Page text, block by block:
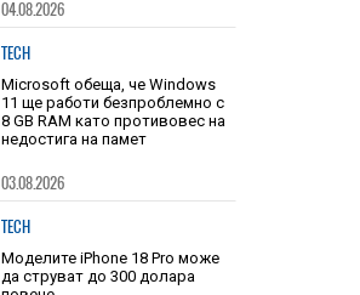
04.08.2026
TECH
Microsoft обеща, че Windows
11 ще работи безпроблемно с
8 GB RAM като противовес на
недостига на памет
03.08.2026
TECH
Моделите iPhone 18 Pro може
да струват до 300 долара